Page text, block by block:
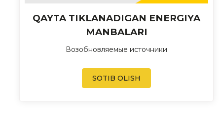
QAYTA TIKLANADIGAN ENERGIYA
MANBALARI
Возобновляемые источники
SOTIB OLISH